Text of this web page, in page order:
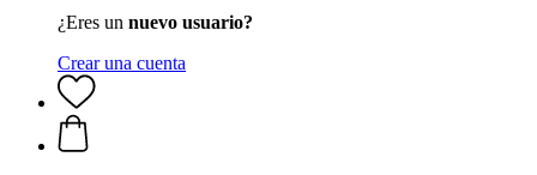
¿Eres un nuevo usuario?
Crear una cuenta